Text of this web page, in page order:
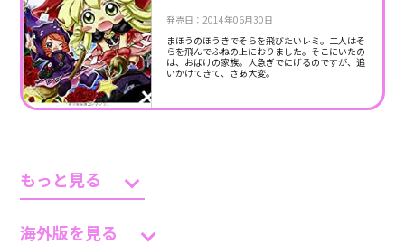
発売日：2014年06月30日
まほうのほうきでそらを飛びたいレミ。二人はそ
らを飛んでふねの上におりました。そこにいたの
は、おばけの家族。大急ぎでにげるのですが、追
いかけてきて、さあ大変。
もっと見る
海外版を見る